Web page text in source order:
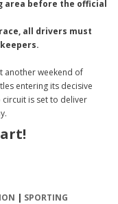
before the official
all drivers must
another weekend of
entering its decisive
is set to deliver
| SPORTING